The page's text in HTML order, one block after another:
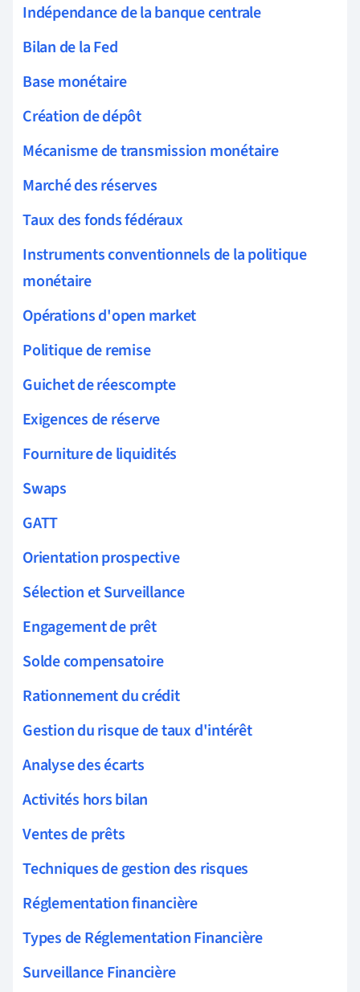
Indépendance de la banque centrale
Bilan de la Fed
Base monétaire
Création de dépôt
Mécanisme de transmission monétaire
Marché des réserves
Taux des fonds fédéraux
Instruments conventionnels de la politique
monétaire
Opérations d'open market
Politique de remise
Guichet de réescompte
Exigences de réserve
Fourniture de liquidités
Swaps
GATT
Orientation prospective
Sélection et Surveillance
Engagement de prêt
Solde compensatoire
Rationnement du crédit
Gestion du risque de taux d'intérêt
Analyse des écarts
Activités hors bilan
Ventes de prêts
Techniques de gestion des risques
Réglementation financière
Types de Réglementation Financière
Surveillance Financière